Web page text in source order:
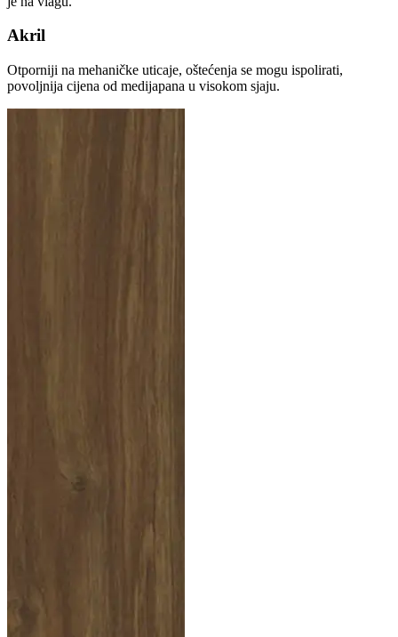
Akril
Otporniji na mehaničke uticaje, oštećenja se mogu ispolirati,
povoljnija cijena od medijapana u visokom sjaju.